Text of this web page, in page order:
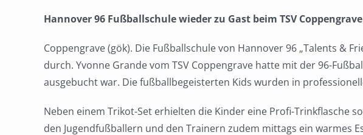
Hannover 96 Fußballschulewiederzu Gast beim TSVCoppengrave
Coppengrave(gök). Die Fußballschule von Hannover 96 „Talents &
durch. Yvonne Grande vom TSV Coppengrave hatte mit der 96-
ausgebuchtwar. Die fußballbegeisterten Kids wurden in
Neben einem Trikot-Set erhielten die Kinder eine Profi-Trinkflasche
den Jugendfußballern und den Trainern zudem mittags ein warmes